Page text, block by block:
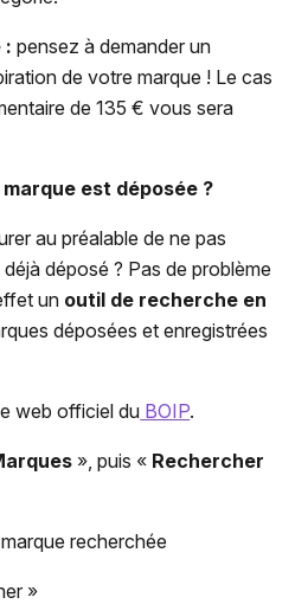
: pensez à demander un
de votre marque ! Le cas
de 135 € vous sera
est déposée ?
au préalable de ne pas
déposé ? Pas de problème
un outil de recherche en
déposées et enregistrées
web officiel du BOIP.
», puis « Rechercher
recherchée
»